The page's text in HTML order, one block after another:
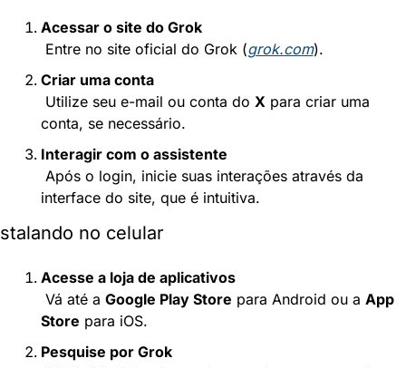
Acessar o site do Grok
Entre no site oficial do Grok (grok.com).
Criar uma conta
Utilize seu e-mail ou conta do X para criar uma
conta, se necessário.
Interagir com o assistente
interface do site, que é intuitiva.
no celular
Acesse a loja de aplicativos
Vá até a Google Play Store para Android ou a App
Store para iOS.
Pesquise por Grok